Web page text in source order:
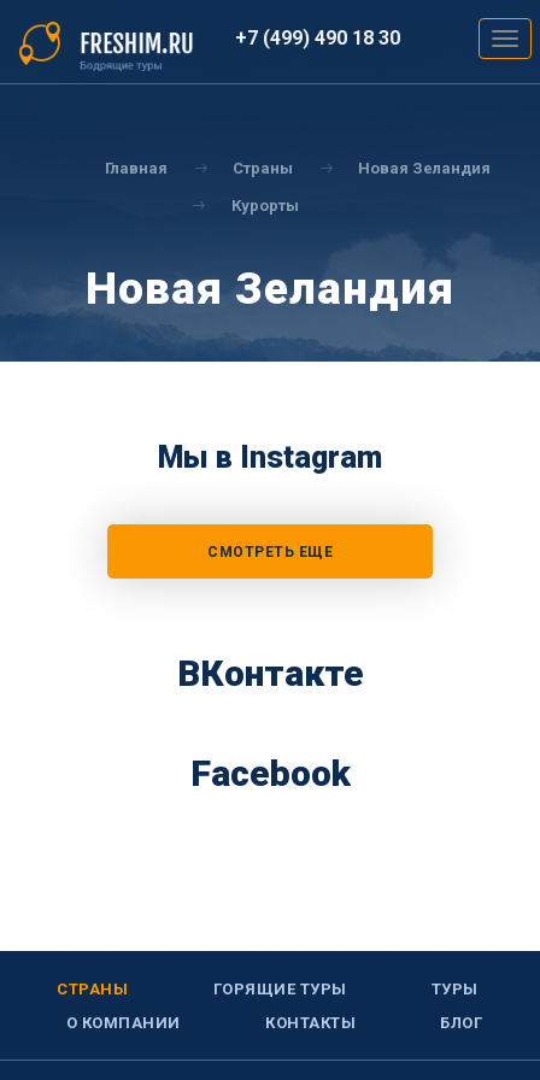
основному
содержанию
+7 (499) 490 18 30
Главная Страны Новая Зеландия
Курорты
Новая Зеландия
Мы в Instagram
СМОТРЕТЬ ЕЩЕ
ВКонтакте
Facebook
СТРАНЫ ГОРЯЩИЕ ТУРЫ
ТУРЫ
О КОМПАНИИ
КОНТАКТЫ БЛОГ